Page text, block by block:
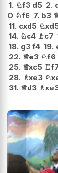
1. ♘f3 d5 2.
O ♘f6 7. b3
11. cxd5 ♘
14. ♘c4 ♗c7
18. g3 f4 19.
22. ♕e3 ♘f6
25. ♕xc5 ♖f7
28. ♗xe3 ♘
31. ♕d3 ♗